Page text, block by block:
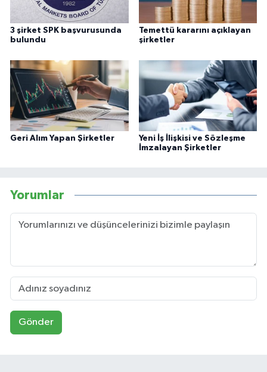
3 şirket SPK başvurusunda
bulundu
Temettü kararını açıklayan
şirketler
Geri Alım Yapan Şirketler
Yeni İş İlişkisi ve Sözleşme
İmzalayan Şirketler
Yorumlar
Gönder